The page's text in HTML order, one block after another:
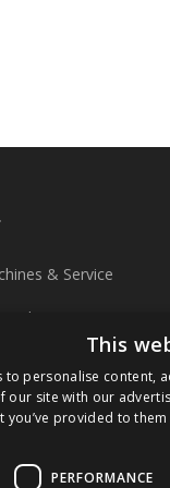
& Service
Geleen
77 57
This
to personalise content,
our site with our
you’ve provided to
PERFORMANCE